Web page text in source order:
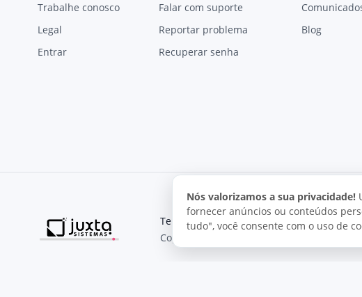
Trabalhe conosco
Legal
Entrar
Falar com suporte
Reportar problema
Recuperar senha
Blog
Nós valorizamos a sua privacidade!
fornecer anúncios ou conteúdos
tudo", você consente com o uso de
Termos de uso Política de privacidade
Copyright © 2026, Juxta Sistemas. Todos